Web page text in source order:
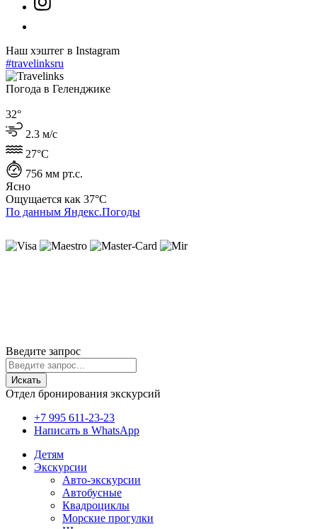
Наш хэштег в Instagram
#travelinksru
Погода в Геленджике
32°
2.3 м/с
27°C
756 мм рт.с.
Ясно
Ощущается как 37°C
По данным Яндекс.Погоды
Введите запрос
Искать
Отдел бронирования экскурсий
+7 995 611-23-23
Написать в WhatsApp
Детям
Экскурсии
Авто-экскурсии
Автобусные
Квадроциклы
Морские прогулки